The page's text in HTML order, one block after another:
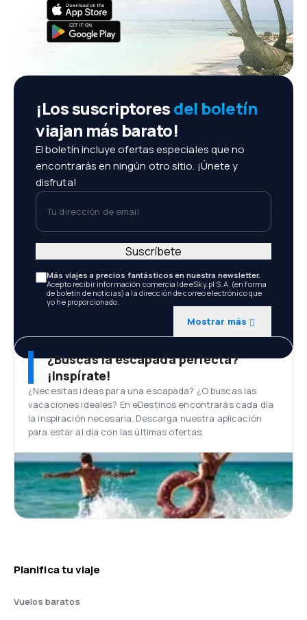
¡Los suscriptoresdel boletín
viajan más barato!
El boletín incluye ofertas especiales que no
encontrarás en ningún otro sitio. ¡Únete y
disfruta!
Tu dirección de email
Más viajes a precios fantásticos en nuestra newsletter.
Acepto recibir información comercial de eSky.pl S.A. (en forma
de boletín de noticias) a la dirección de correo electrónico que
yo he proporcionado.
Mostrar más
Suscríbete
¿Buscas la escapada perfecta?
¡Inspírate!
¿Necesitas ideas para una escapada? ¿O buscas las
vacaciones ideales? En eDestinos encontrarás cada día
la inspiración necesaria. Descarga nuestra aplicación
para estar al día con las últimas ofertas.
Planifica tu viaje
Vuelos baratos